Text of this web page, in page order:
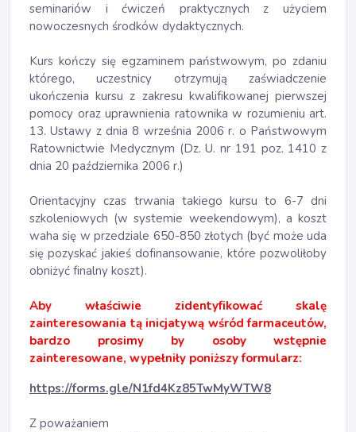
seminariów i ćwiczeń praktycznych z użyciem
nowoczesnych środków dydaktycznych.
Kurs kończy się egzaminem państwowym, po zdaniu
którego, uczestnicy otrzymują zaświadczenie
ukończenia kursu z zakresu kwalifikowanej pierwszej
pomocy oraz uprawnienia ratownika w rozumieniu art.
13. Ustawy z dnia 8 września 2006 r. o Państwowym
Ratownictwie Medycznym (Dz. U. nr 191 poz. 1410 z
dnia 20 października 2006 r.)
Orientacyjny czas trwania takiego kursu to 6-7 dni
szkoleniowych (w systemie weekendowym), a koszt
waha się w przedziale 650-850 złotych (być może uda
się pozyskać jakieś dofinansowanie, które pozwoliłoby
obniżyć finalny koszt).
Aby właściwie zidentyfikować skalę
zainteresowania tą inicjatywą wśród farmaceutów,
bardzo prosimy by osoby wstępnie
zainteresowane, wypełniły poniższy formularz:
https://forms.gle/N1fd4Kz85TwMyWTW8
Z poważaniem